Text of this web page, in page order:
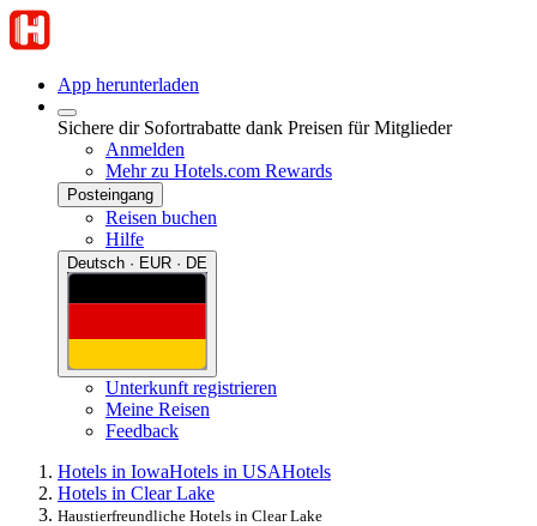
App herunterladen
Sichere dir Sofortrabatte dank Preisen für Mitglieder
Anmelden
Mehr zu Hotels.com Rewards
Posteingang
Reisen buchen
Hilfe
Deutsch · EUR · DE
Unterkunft registrieren
Meine Reisen
Feedback
Hotels in IowaHotels in USAHotels
Hotels in Clear Lake
Haustierfreundliche Hotels in Clear Lake